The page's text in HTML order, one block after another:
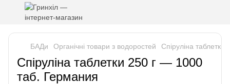
БАДи Органічні товари з водоростей Спіруліна
Спіруліна таблетки 250 г — 1000
таб. Германия